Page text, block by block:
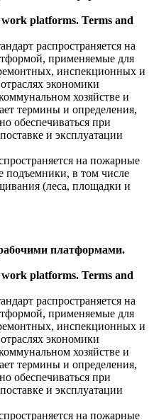
platforms. Terms and
распространяется на
применяемые для
инспекционных и
экономики
хозяйстве и
термины и определения,
обеспечиваться при
и эксплуатации
на пожарные
подъемники, в том числе
(леса, площадки и
платформами.
platforms. Terms and
распространяется на
применяемые для
инспекционных и
экономики
хозяйстве и
термины и определения,
обеспечиваться при
и эксплуатации
на пожарные